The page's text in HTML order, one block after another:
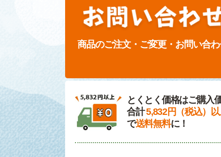
商品のご注文・ご変更・お問い合
とくとく価格はご購入
合計5,832円（税込）
で送料無料に！